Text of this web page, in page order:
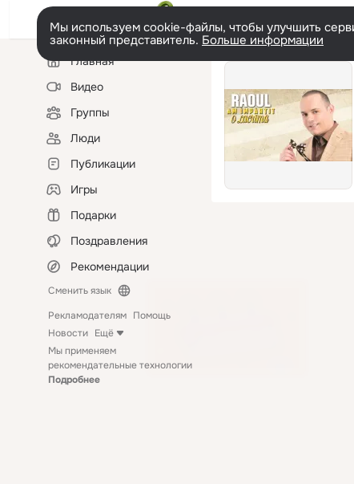
Мы используем cookie-файлы, чтобы улучшить
законный представитель. Больше информации
Левая
колонкаГлавная
Видео
Группы
Люди
Публикации
Игры
Подарки
Поздравления
Рекомендации
Сменить язык
Рекламодателям Помощь
Новости Ещё
Мы применяем
рекомендательные технологии
Подробнее